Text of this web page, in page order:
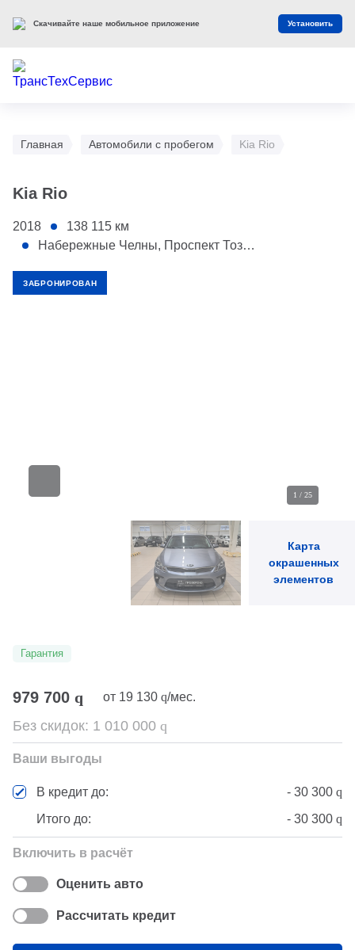
Главная Автомобили с пробегом Kia Rio
Kia Rio
2018 138 115 км
Набережные Челны, Проспект Тозелеш, 27
ЗАБРОНИРОВАН
1 / 25
Карта
окрашенных
элементов
Гарантия
979 700 q от 19 130 q/мес.
Без скидок: 1 010 000 q
Ваши выгоды
В кредит до: - 30 300 q
Итого до: - 30 300 q
Включить в расчёт
Оценить авто
Рассчитать кредит
Скачивайте наше мобильное приложение Установить